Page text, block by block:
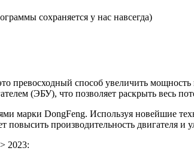
сохраняется у нас навсегда)
превосходный способ увеличить
(ЭБУ), что позволяет раскрыть весь
марки DongFeng. Используя новейшие
производительность двигателя и
2023: